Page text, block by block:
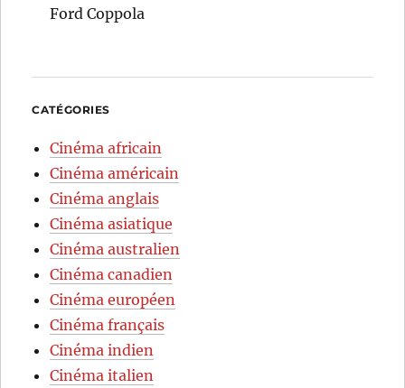
Ford Coppola
CATÉGORIES
Cinéma africain
Cinéma américain
Cinéma anglais
Cinéma asiatique
Cinéma australien
Cinéma canadien
Cinéma européen
Cinéma français
Cinéma indien
Cinéma italien